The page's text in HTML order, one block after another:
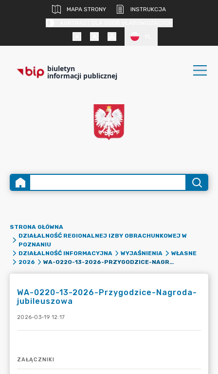
MAPA STRONY
INSTRUKCJA
biuletyn
informacji publicznej
STRONA GŁÓWNA
DZIAŁALNOŚĆ REGIONALNEJ IZBY OBRACHUNKOWEJ W
POZNANIU
DZIAŁALNOŚĆ INFORMACYJNA
WYJAŚNIENIA
WŁASNE
2026
WA-0220-13-2026-PRZYGODZICE-NAGRODA-JUBILEUSZOWA
WA-0220-13-2026-Przygodzice-Nagroda-
jubileuszowa
2026-03-19 12:17
ZAŁĄCZNIKI